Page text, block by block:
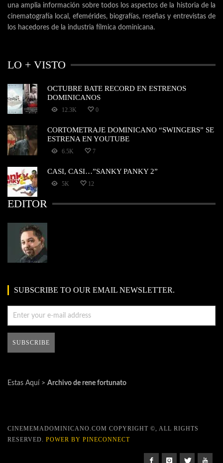
una amplia información sobre todos los aspectos de la historia de la
cinematografía local, efemérides, biografías, reseñas y entrevistas de
los hacedores de la industria fílmica dominicana.
LO + VISTO
OCTUBRE BATE RECORD EN ESTRENOS
DOMINICANOS
12.3K 0
CORTOMETRAJE DOMINICANO “SWINGERS” SE
ESTRENA EN YOUTUBE
6.5K 7
CASI, CASI…”SANKY PANKY 2”
5K 12
EDITOR
SUBSCRIBE TO OUR EMAIL NEWSLETTER.
Estas Aquí > Archivo de rene fortunato
CINEMEMADOMINICANO.COM COPYRIGHT ©, ALL RIGHTS
RESERVED. POWER BY PINECONNECT